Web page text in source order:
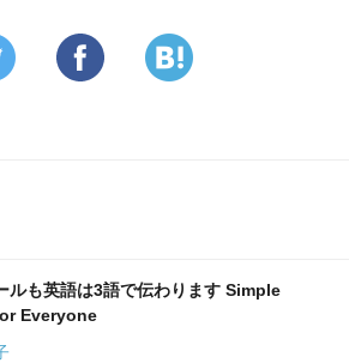
ルも英語は3語で伝わります Simple
Everyone